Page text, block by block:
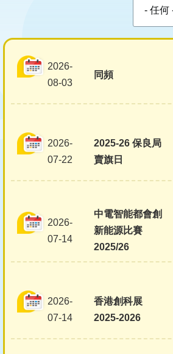
2026-
08-03
同頻
2026-
07-22
2025-26 保良局
賣旗日
2026-
07-14
中電智能都會創
新能源比賽
2025/26
2026-
07-14
香港創科展
2025-2026